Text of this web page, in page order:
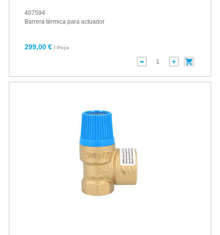
407594
Barrera térmica para actuador
299,00 € / Peça